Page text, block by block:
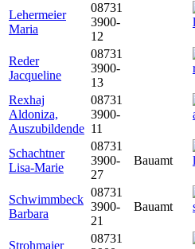
Lehermeier
Maria
08731
3900-
12
Reder
Jacqueline
08731
3900-
13
Rexhaj
Aldoniza,
Auszubildende
08731
3900-
11
Schachtner
Lisa-Marie
08731
3900-
27
Bauamt
Schwimmbeck
Barbara
08731
3900-
21
Bauamt
Strohmaier
08731